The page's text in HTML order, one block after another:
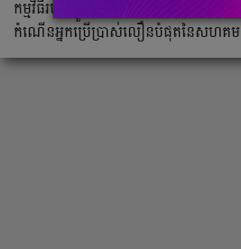
កម្មវិធី​របស់​ខ្លួន ទទួល​បាន​ភាព​ល្បីល្បាញ​ខ្
កំណើន​អ្នក​ប្រើប្រាស់​លឿន​បំផុត​នៃ​សហគ